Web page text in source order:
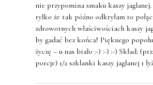
nie przypomina smaku kaszy jaglanej.
tylko że tak późno odkryłam to
zdrowotnych właściwościach kaszy
by gadać bez końca! Pięknego
życzę – u nas biało :-) :-) :-) Skład:
porcje) 1/2 szklanki kaszy jaglanej 1